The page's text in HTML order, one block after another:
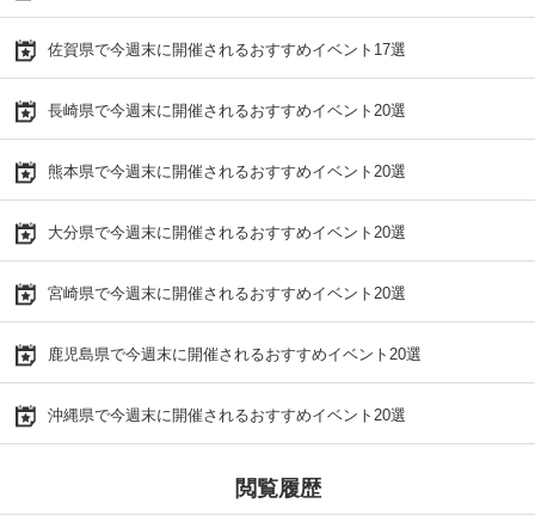
佐賀県で今週末に開催されるおすすめイベント17選
長崎県で今週末に開催されるおすすめイベント20選
熊本県で今週末に開催されるおすすめイベント20選
大分県で今週末に開催されるおすすめイベント20選
宮崎県で今週末に開催されるおすすめイベント20選
鹿児島県で今週末に開催されるおすすめイベント20選
沖縄県で今週末に開催されるおすすめイベント20選
閲覧履歴